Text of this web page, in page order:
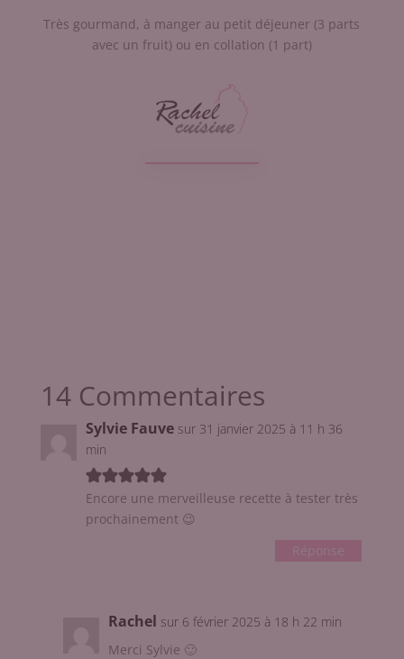
Très gourmand, à manger au petit déjeuner (3 parts
avec un fruit) ou en collation (1 part)
14 Commentaires
Sylvie Fauve sur 31 janvier 2025 à 11 h 36
min
Encore une merveilleuse recette à tester très
prochainement 😉
Réponse
Rachel sur 6 février 2025 à 18 h 22 min
Merci Sylvie 🙂